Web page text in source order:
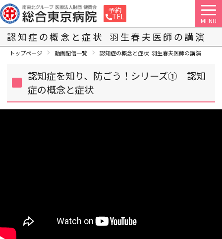
予約
TEL MENU
認知症の概念と症状 羽生春夫医師の講演
トップページ 動画配信一覧 認知症の概念と症状 羽生春夫医師の講演
認知症を知り、防ごう！シリーズ① 認知
症の概念と症状